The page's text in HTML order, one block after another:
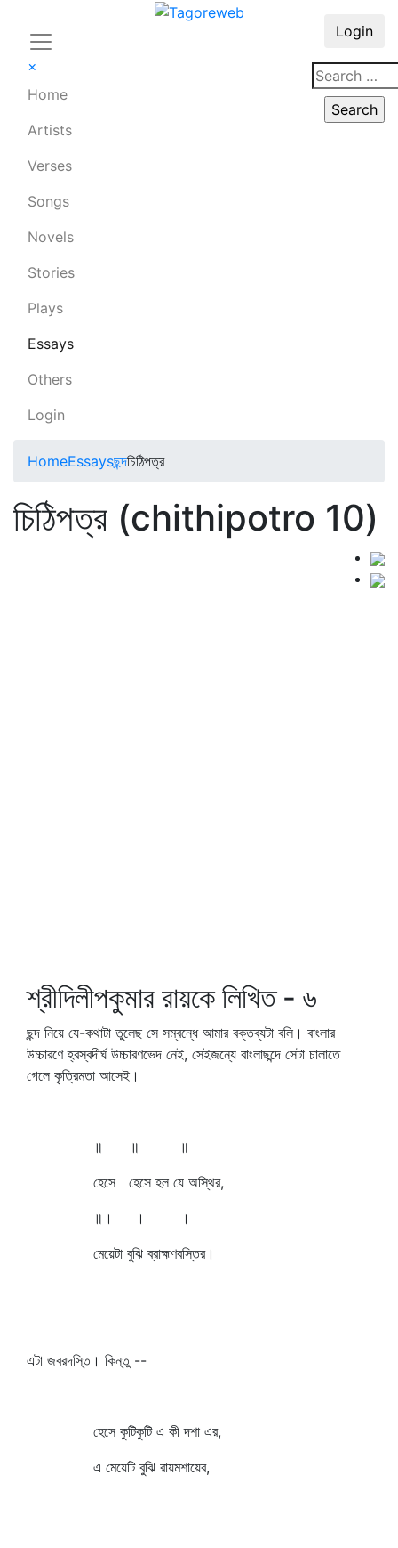
×
Home
Artists
Verses
Songs
Novels
Stories
Plays
Essays
Others
Login
Login
HomeEssaysছন্দচিঠিপত্র
চিঠিপত্র (chithipotro 10)
শ্রীদিলীপকুমার রায়কে লিখিত - ৬
ছন্দ নিয়ে যে-কথাটা তুলেছ সে সম্বন্ধে আমার বক্তব্যটা বলি। বাংলার
উচ্চারণে হ্রস্বদীর্ঘ উচ্চারণভেদ নেই, সেইজন্যে বাংলাছন্দে সেটা চালাতে
গেলে কৃত্রিমতা আসেই।
॥ ॥ ॥
হেসে হেসে হল যে অস্থির,
॥। । ।
মেয়েটা বুঝি ব্রাহ্মণবস্তির।
এটা জবরদস্তি। কিন্তু --
হেসে কুটিকুটি এ কী দশা এর,
এ মেয়েটি বুঝি রায়মশায়ের,